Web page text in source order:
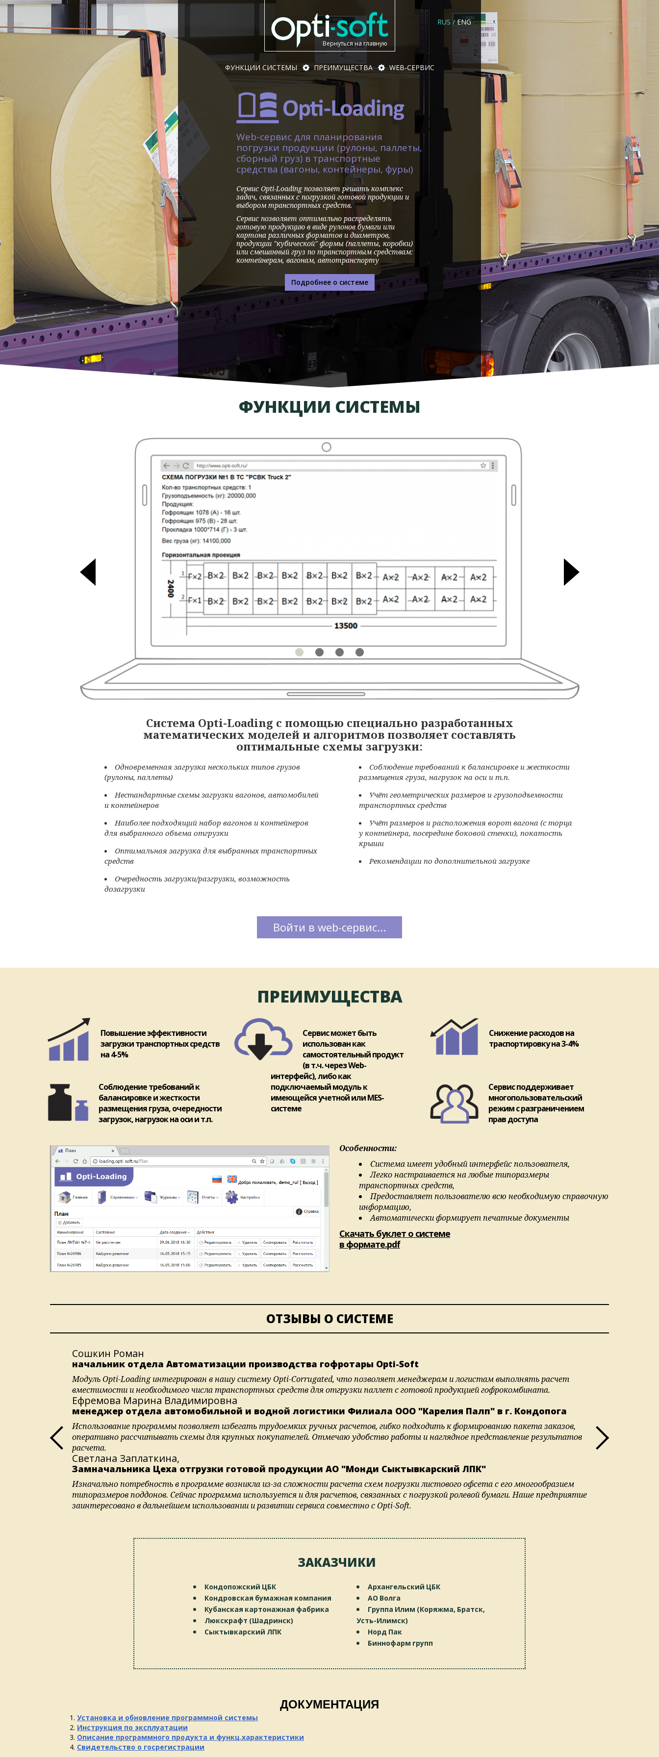
Вернуться на главную
RUS/ENG
ФУНКЦИИ СИСТЕМЫ ПРЕИМУЩЕСТВА WEB-СЕРВИС
Web-сервис для планирования
погрузки продукции (рулоны, паллеты,
сборный груз) в транспортные
средства (вагоны, контейнеры, фуры)
Сервис Opti-Loading позволяет решать комплекс
задач, связанных с погрузкой готовой продукции и
выбором транспортных средств.
Сервис позволяет оптимально распределять
готовую продукцию в виде рулонов бумаги или
картона различных форматов и диаметров,
продукции "кубической" формы (паллеты, коробки)
или смешанный груз по транспортным средствам:
контейнерам, вагонам, автотранспорту
Подробнее о системе
ФУНКЦИИ СИСТЕМЫ
Cистема Opti-Loading с помощью специально разработанных
математических моделей и алгоритмов позволяет составлять
оптимальные схемы загрузки:
Oдновременная загрузка нескольких типов грузов
(рулоны, паллеты)
Нестандартные схемы загрузки вагонов, автомобилей
и контейнеров
Наиболее подходящий набор вагонов и контейнеров
для выбранного объема отгрузки
Оптимальная загрузка для выбранных транспортных
средств
Очередность загрузки/разгрузки, возможность
дозагрузки
Соблюдение требований к балансировке и жесткости
размещения груза, нагрузок на оси и т.п.
Учёт геометрических размеров и грузоподъемности
транспортных средств
Учёт размеров и расположения ворот вагона (с торца
у контейнера, посередине боковой стенки), покатость
крыши
Рекомендации по дополнительной загрузке
Войти в web-сервис...
ПРЕИМУЩЕСТВА
Повышение эффективности
загрузки транспортных средств
на 4-5%
Соблюдение требований к
балансировке и жесткости
размещения груза, очередности
загрузок, нагрузок на оси и т.п.
Сервис может быть
использован как
самостоятельный продукт
(в т.ч. через Web-
интерфейс), либо как
подключаемый модуль к
имеющейся учетной или MES-
системе
Снижение расходов на
траспортировку на 3-4%
Сервис поддерживает
многопользовательский
режим с разграничением
прав доступа
Особенности:
Система имеет удобный интерфейс пользователя,
Легко настраивается на любые типоразмеры
транспортных средств,
Предоставляет пользователю всю необходимую справочную
информацию,
Автоматически формирует печатные документы
Скачать буклет о системе
в формате.pdf
ОТЗЫВЫ О СИСТЕМЕ
Сошкин Роман
начальник отдела Автоматизации производства гофротары Opti-Soft
Модуль Opti-Loading интегрирован в нашу систему Opti-Corrugated, что позволяет менеджерам и логистам выполнять расчет
вместимости и необходимого числа транспортных средств для отгрузки паллет с готовой продукцией гофрокомбината.
Ефремова Марина Владимировна
менеджер отдела автомобильной и водной логистики Филиала ООО "Карелия Палп" в г. Кондопога
Использование программы позволяет избегать трудоемких ручных расчетов, гибко подходить к формированию пакета заказов,
оперативно рассчитывать схемы для крупных покупателей. Отмечаю удобство работы и наглядное представление результатов
расчета.
Светлана Заплаткина,
Замначальника Цеха отгрузки готовой продукции АО "Монди Сыктывкарский ЛПК"
Изначально потребность в программе возникла из-за сложности расчета схем погрузки листового офсета с его многообразием
типоразмеров поддонов. Сейчас программа используется и для расчетов, связанных с погрузкой ролевой бумаги. Наше предприятие
заинтересовано в дальнейшем использовании и развитии сервиса совместно с Opti-Soft.
ЗАКАЗЧИКИ
Кондопожский ЦБК
Кондровская бумажная компания
Кубанская картонажная фабрика
Люкскрафт (Шадринск)
Сыктывкарский ЛПК
Архангельский ЦБК
АО Волга
Группа Илим (Коряжма, Братск,
Усть-Илимск)
Норд Пак
Биннофарм групп
ДОКУМЕНТАЦИЯ
Установка и обновление программной системы
Инструкция по эксплуатации
Описание программного продукта и функц.характеристики
Свидетельство о госрегистрации